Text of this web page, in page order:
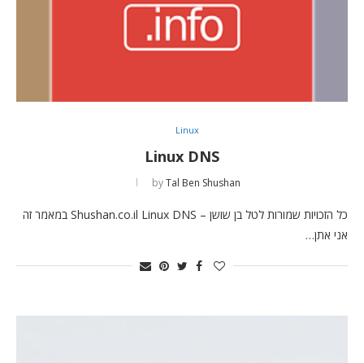
Linux
Linux DNS
byTal Ben Shushan
כל הזכויות שמורות לטל בן שושן – Shushan.co.il Linux DNS במאמר זה
אני אתן…